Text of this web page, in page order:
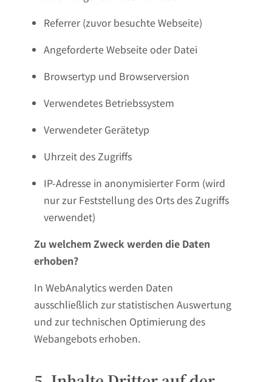
Referrer (zuvor besuchte Webseite)
Angeforderte Webseite oder Datei
Browsertyp und Browserversion
Verwendetes Betriebssystem
Verwendeter Gerätetyp
Uhrzeit des Zugriffs
IP-Adresse in anonymisierter Form (wird
nur zur Feststellung des Orts des Zugriffs
verwendet)
Zu welchem Zweck werden die Daten
erhoben?
In WebAnalytics werden Daten
ausschließlich zur statistischen Auswertung
und zur technischen Optimierung des
Webangebots erhoben.